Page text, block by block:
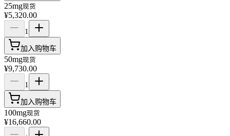
25mg现货
¥5,320.00
1
加入购物车
50mg现货
¥9,730.00
1
加入购物车
100mg现货
¥16,660.00